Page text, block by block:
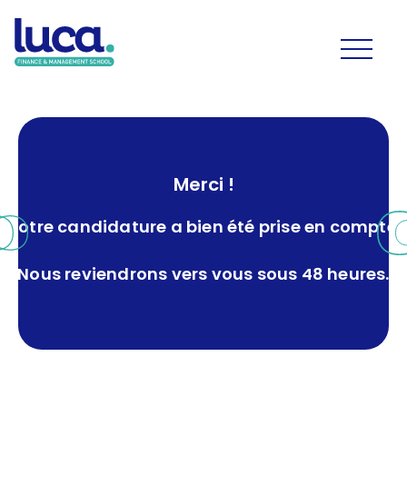
Merci !
Votre candidature a bien été prise en compte.
Nous reviendrons vers vous sous 48 heures.